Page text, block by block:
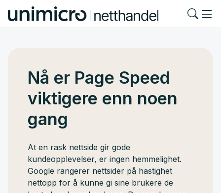
Nå er Page Speed
viktigere enn noen
gang
At en rask nettside gir gode
kundeopplevelser, er ingen hemmelighet.
Google rangerer nettsider på hastighet
nettopp for å kunne gi sine brukere de